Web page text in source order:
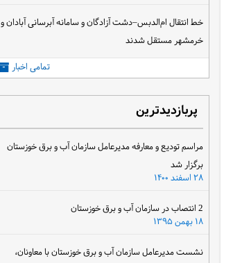
خط انتقال ام‌الدبس–دشت آزادگان و سامانه آبرسانی آبادان و
خرمشهر مستقل شدند
تمامی اخبار
پربازدیدترین
مراسم تودیع و معارفه مدیرعامل سازمان آب و برق خوزستان
برگزار شد
۲۸ اسفند ۱۴۰۰
2 انتصاب در سازمان آب و برق خوزستان
۱۸ بهمن ۱۳۹۵
نشست مدیرعامل سازمان آب و برق خوزستان با معاونان،